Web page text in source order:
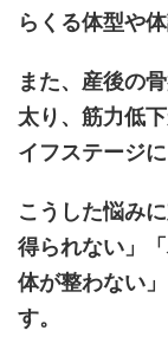
らくる体型や
また、産後の
太り、筋力低
イフステージ
こうした悩み
得られない」
体が整わない
す。